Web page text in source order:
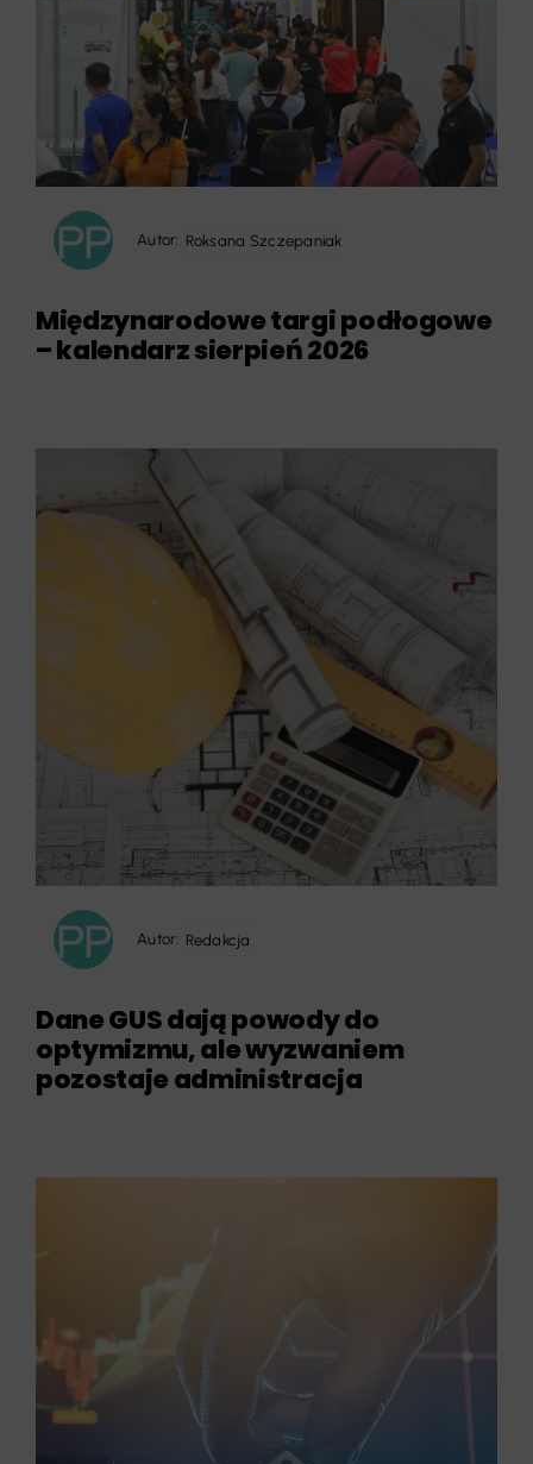
Autor: Roksana Szczepaniak
Międzynarodowe targi podłogowe
– kalendarz sierpień 2026
Autor: Redakcja
Dane GUS dają powody do
optymizmu, ale wyzwaniem
pozostaje administracja